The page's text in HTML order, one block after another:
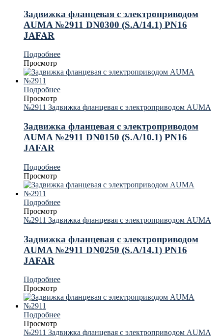
Задвижка фланцевая с электроприводом
AUMA №2911 DN0300 (S.A/14.1) PN16
JAFAR
Подробнее
Просмотр
Подробнее
Просмотр
№2911 Задвижка фланцевая с электроприводом AUMA
Задвижка фланцевая с электроприводом
AUMA №2911 DN0150 (S.A/10.1) PN16
JAFAR
Подробнее
Просмотр
Подробнее
Просмотр
№2911 Задвижка фланцевая с электроприводом AUMA
Задвижка фланцевая с электроприводом
AUMA №2911 DN0250 (S.A/14.1) PN16
JAFAR
Подробнее
Просмотр
Подробнее
Просмотр
№2911 Задвижка фланцевая с электроприводом AUMA